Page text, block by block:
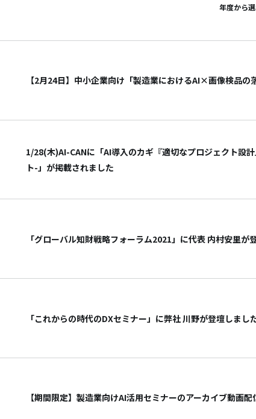
年度から
【2月24日】中小企業向け「製造業におけるAI×画像検品
1/28(木)AI-CANに「AI導入のカギ『適切なプロジェクト設
ト-」が掲載されました
「グローバル知財戦略フォーラム2021」に代表 内村安里が
「これからの時代のDXセミナー」に弊社 川野が登壇しまし
【期間限定】製造業向けAI活用セミナーのアーカイブ動画配